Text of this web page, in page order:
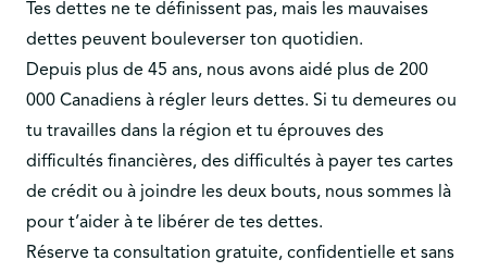
Tes dettes ne te définissent pas, mais les mauvaises
dettes peuvent bouleverser ton quotidien.
Depuis plus de 45 ans, nous avons aidé plus de 200
000 Canadiens à régler leurs dettes. Si tu demeures ou
tu travailles dans la région et tu éprouves des
difficultés financières, des difficultés à payer tes cartes
de crédit ou à joindre les deux bouts, nous sommes là
pour t’aider à te libérer de tes dettes.
Réserve ta consultation gratuite, confidentielle et sans